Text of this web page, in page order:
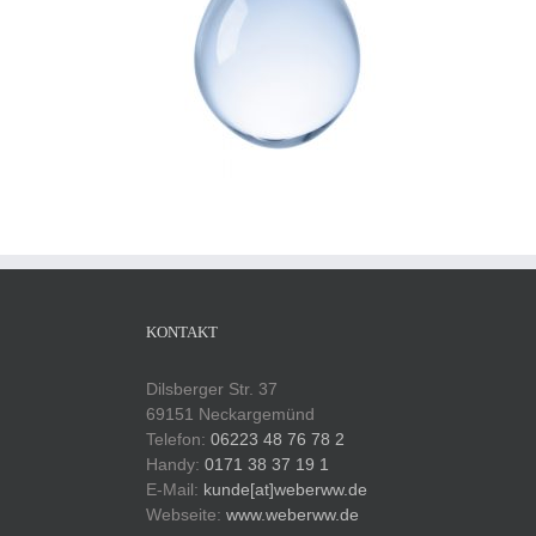
KONTAKT
Dilsberger Str. 37
69151 Neckargemünd
Telefon: 06223 48 76 78 2
Handy: 0171 38 37 19 1
E-Mail: kunde[at]weberww.de
Webseite: www.weberww.de